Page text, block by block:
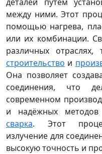
между ними. Этот
помощью нагрева,
или их комбинации.
различных отраслях,
строительство и
Она позволяет
соединения, что
современном
и надёжных методов
сварка. Этот
излучение для
высокую точность и